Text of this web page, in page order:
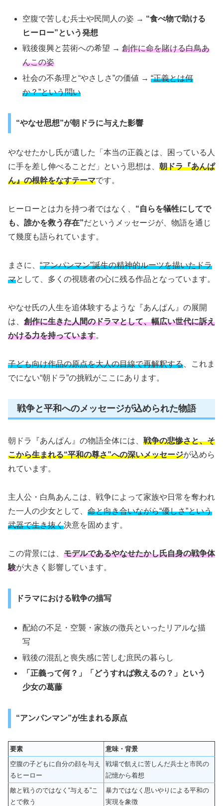
空腹で苦しむ兵士や民間人の姿 → “食べ物で助ける
ヒーロー”という発想
戦後復興と芸術への希望 →創作に命を賭ける白鳥あ
んこの姿
社会の不条理と“やさしさ”の価値 →“正義とは何
か？”という問い
“やなせ思想”が朝ドラに与えた影響
やなせたかし氏が遺した「本当の正義とは、困っている人
に手を差し伸べることだ」という思想は、 朝ドラ『あんぱ
ん』の根幹をなすテーマです。
ヒーローとは力を持つ者ではなく、 “自らを犠牲にしてで
も、誰かを救う存在”だというメッセージが、物語を通じ
て幾度も語られています。
まさに、 “アンパンマン”誕生の精神的ルーツを描いたドラ
マとして、多くの視聴者の心に残る作品となっています。
やなせ氏の人生を追体験するような『あんぱん』の展開
は、 創作に生きた人間のドラマとして、幅広い世代に訴え
かける力を持っています。
子ども向け作品の原点を大人の目線で再解釈する 、これま
でにない“朝ドラ”の挑戦がここにあります。
戦争と平和へのメッセージが込められた物語
朝ドラ『あんぱん』の物語全体には、 戦争の悲惨さと、そ
こから生まれる“平和の尊さ”への深いメッセージが込めら
れています。
主人公・白鳥あんこは、戦争によって家族や日常を奪われ
た一人の少女として、 命と向き合いながら“優しさ”という
武器で生き抜く決意を固めます。
この背景には、 モデルであるやなせたかし氏自身の戦争体
験が大きく影響しています。
ドラマにおける戦争の描写
配給の不足・空襲・家族の徴兵といったリアルな描
写
戦後の混乱と喪失感に苦しむ庶民の暮らし
「正義って何？」「どうすれば救えるの？」という
少女の葛藤
“アンパンマン”が生まれる原点
要素
意味・背景
空腹の子どもに自分の顔を与え
るヒーロー
戦場で飢えに苦しんだ兵士と市民の
記憶から着想
敵と戦うのではなく“与える”こ
とで救う
暴力ではなく思いやりによる平和の
実現を象徴